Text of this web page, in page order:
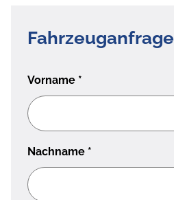
Fahrzeuganfrage
Vorname *
Nachname *